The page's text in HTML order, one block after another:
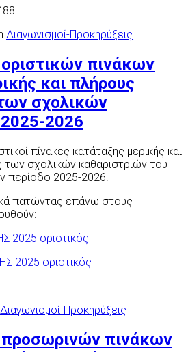
Διαγωνισμοί-Προκηρύξεις
πινάκων
και πλήρους
σχολικών
2026
πίνακες κατάταξης μερικής και
σχολικών καθαριστριών του
περίοδο 2025-2026.
πατώντας επάνω στους
2025 οριστικός
2025 οριστικός
Διαγωνισμοί-Προκηρύξεις
πινάκων